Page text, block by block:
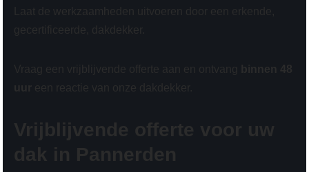
Laat de werkzaamheden uitvoeren door een erkende,
gecertificeerde, dakdekker.
Vraag een vrijblijvende offerte aan en ontvang
binnen 48
een reactie van onze dakdekker.
Vrijblijvende offerte voor uw
dak in Pannerden